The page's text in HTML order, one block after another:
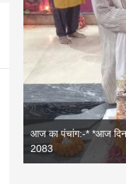
आज का पंचांग:-* *आज
2083